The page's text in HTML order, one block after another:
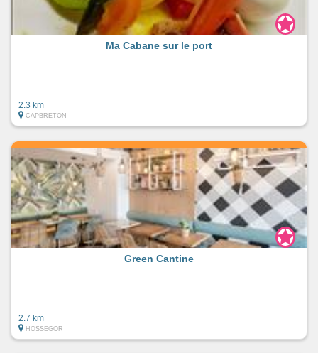
Ma Cabane sur le port
2.3 km
CAPBRETON
Green Cantine
2.7 km
HOSSEGOR